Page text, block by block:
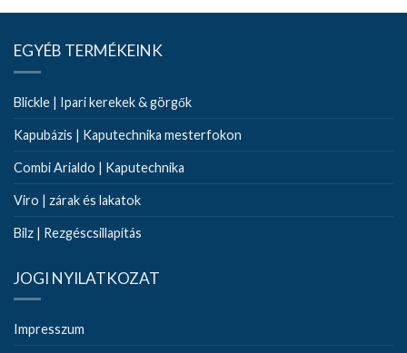
EGYÉB TERMÉKEINK
Blickle | Ipari kerekek & görgők
Kapubázis | Kaputechnika mesterfokon
Combi Arialdo | Kaputechnika
Viro | zárak és lakatok
Bilz | Rezgéscsillapítás
JOGI NYILATKOZAT
Impresszum